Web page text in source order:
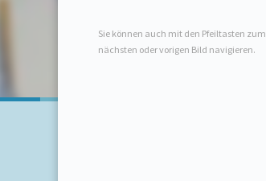
Sie können auch mit den Pfeiltasten zum
nächsten oder vorigen Bild navigieren.